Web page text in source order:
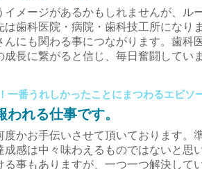
メージがあるかもしれませんが、ル
歯科医院・病院・歯科技工所になり
んにも関わる事につながります。歯科
長に繋がると信じ、毎日 奮闘 してい
一番うれしかったことにまつわるエピソ
われる仕事です。
かお手伝いさせて頂いております。
感は中々味わえるものではないと思
事もありますが、一つ一つ解決して